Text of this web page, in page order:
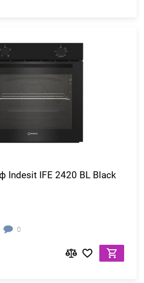
Indesit IFE 2420 BL Black
0